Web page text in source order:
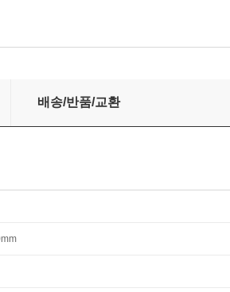
배송/반품/교환